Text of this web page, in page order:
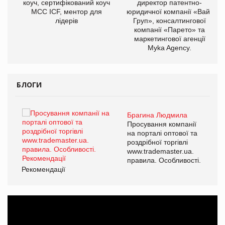
коуч, сертифікований коуч
МСС ICF, ментор для
лідерів
директор патентно-
юридичної компанії «Вайз
Груп», консалтингової
компанії «Парето» та
маркетингової агенції
Myka Agency.
БЛОГИ
Брагина Людмила
Просування компанії
на порталі оптової та
роздрібної торгівлі
www.trademaster.ua.
правила. Особливості.
Рекомендації